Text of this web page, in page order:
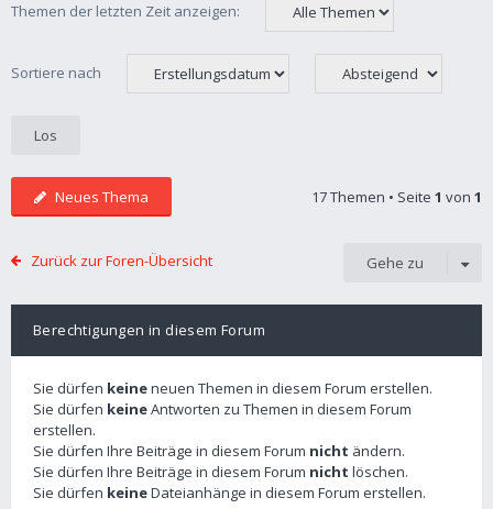
Themen der letzten Zeit anzeigen:
Sortiere nach
Neues Thema 17 Themen • Seite 1 von 1
Zurück zur Foren-Übersicht Gehe zu
Berechtigungen in diesem Forum
Sie dürfen keineneuen Themen in diesem Forum erstellen.
Sie dürfen keineAntworten zu Themen in diesem Forum
erstellen.
Sie dürfen Ihre Beiträge in diesem Forum nicht ändern.
Sie dürfen Ihre Beiträge in diesem Forum nicht löschen.
Sie dürfen keineDateianhänge in diesem Forum erstellen.